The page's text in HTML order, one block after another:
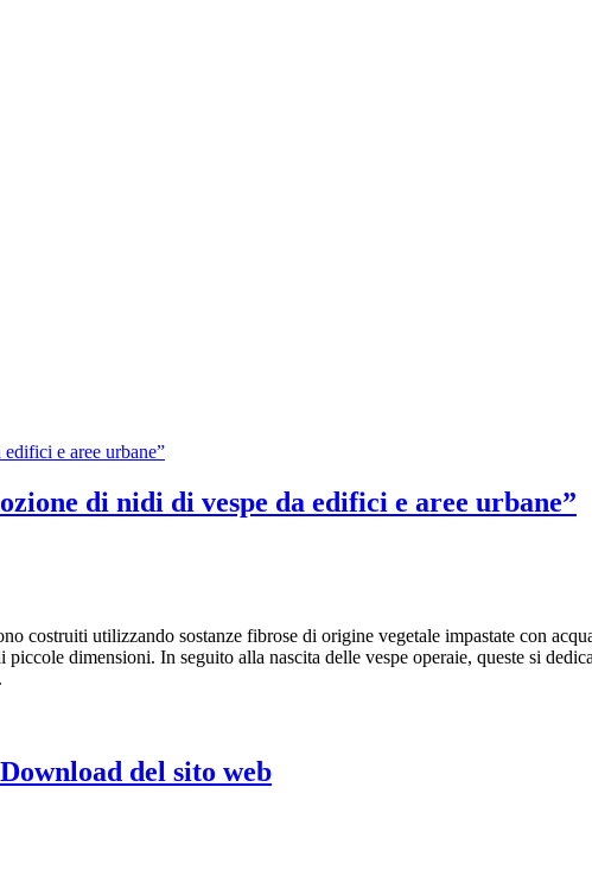
di nidi di vespe da edifici e aree urbane”
costruiti utilizzando sostanze fibrose di origine vegetale impastate con
dimensioni. In seguito alla nascita delle vespe operaie, queste si
del sito web